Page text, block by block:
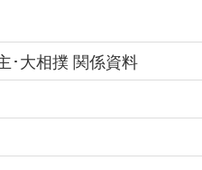
･大相撲 関係資料